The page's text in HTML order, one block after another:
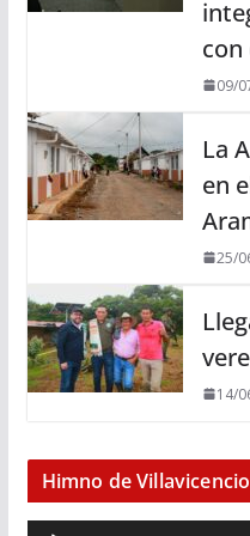
con
09/
La
en
25/
14/
Himno de Villavicencio